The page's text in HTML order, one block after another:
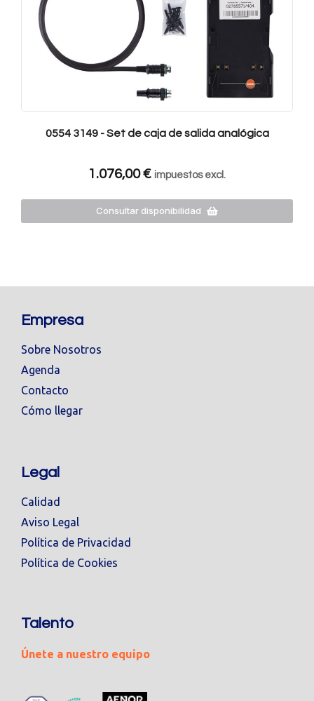
0554 3149 - Set de caja de salida analógica
1.076,00€ impuestos excl.
Consultar disponibilidad
Empresa
Sobre Nosotros
Agenda
Contacto
Cómo llegar
Legal
Calidad
Aviso Legal
Política de Privacidad
Política de Cookies
Talento
Únete a nuestro equipo